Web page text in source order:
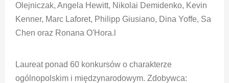
Olejniczak, Angela Hewitt, Nikolai Demidenko, Kevin
Kenner, Marc Laforet, Philipp Giusiano, Dina Yoffe, Sa
Chen oraz Ronana O'Hora.l
Laureat ponad 60 konkursów o charakterze
ogólnopolskim i międzynarodowym. Zdobywca: